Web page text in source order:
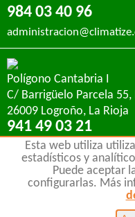
984 03 40 96
Polígono Cantabria I
C/ Barrigüelo Parcela 55,
26009 Logroño, La Rioja
941 49 03 21
sat@climatize.es
Esta web utiliza
estadísticos y
Puede aceptar
configurarlas. Más